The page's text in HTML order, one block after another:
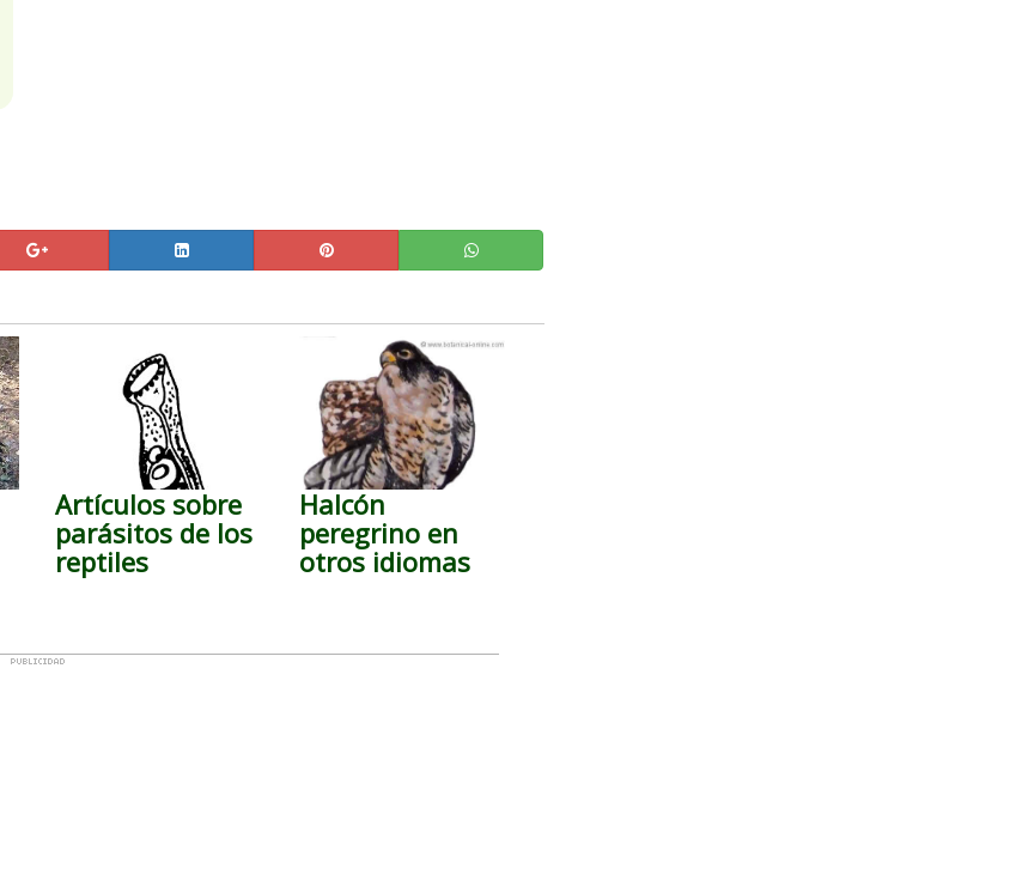
Artículos sobre
parásitos de los
reptiles
Halcón
peregrino en
otros idiomas